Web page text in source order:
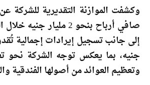
وكشفت الموازنة التقديرية للشركة
صافي أرباح بنحو 2 مليار
جنيه، بما يعكس توجه الشركة نحو
وتعظيم العوائد من أصولها الفندقية